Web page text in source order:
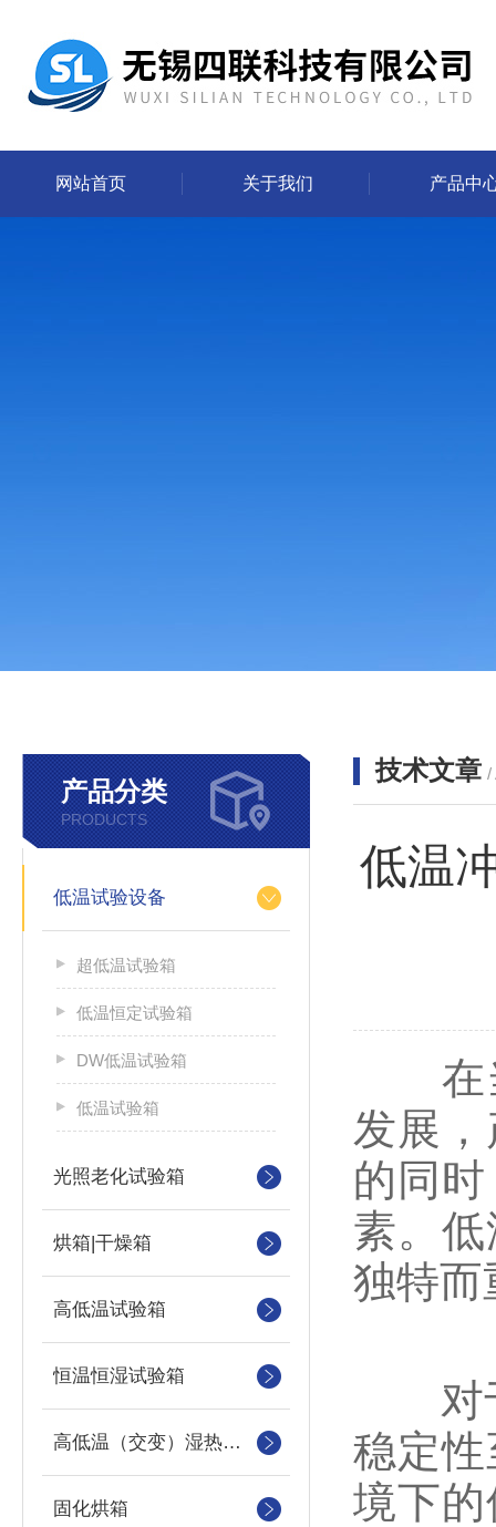
网站首页 关于我们 产品中
产品分类
PRODUCTS
低温试验设备
超低温试验箱
低温恒定试验箱
DW低温试验箱
低温试验箱
光照老化试验箱
烘箱|干燥箱
高低温试验箱
恒温恒湿试验箱
高低温（交变）湿热试验箱
固化烘箱
技术文章 /
低温
在当
发展
的同
素。
独特而
对于
稳定
境下